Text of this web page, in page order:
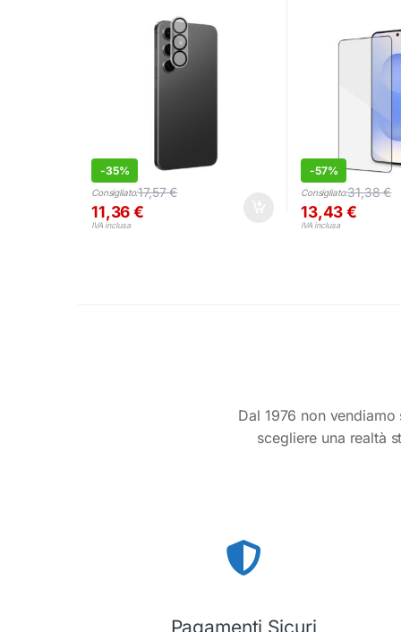
-35%
Consigliato:17,57€
11,36€
IVA inclusa
-57%
Consigliato:31,38€
13,43€
IVA inclusa
Dal 1976 non
scegliere una realtà
Pagamenti Sicuri